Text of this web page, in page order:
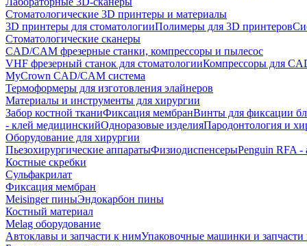
Стоматологические 3D принтеры и материалы
3D принтеры для стоматологииПолимеры для 3D принтеров
Стоматологические сканеры
CAD/CAM фрезерные станки, компрессоры и пылесос
VHF фрезерный станок для стоматологииКомпрессоры для
MyCrown CAD/CAM система
Термоформеры для изготовления элайнеров
Материалы и инструменты для хирургии
Забор костной тканиФиксация мембранВинты для фиксации
- клей медицинскийОдноразовые изделияПародонтология и
Оборудование для хирургии
Пьезохирургические аппаратыФизиодиспенсерыPenguin RFA -
Костные скребки
Сульфакрилат
Фиксация мембран
Meisinger пиныЭндокарбон пины
Костный материал
Melag оборудование
Автоклавы и запчасти к нимУпаковочные машинки и